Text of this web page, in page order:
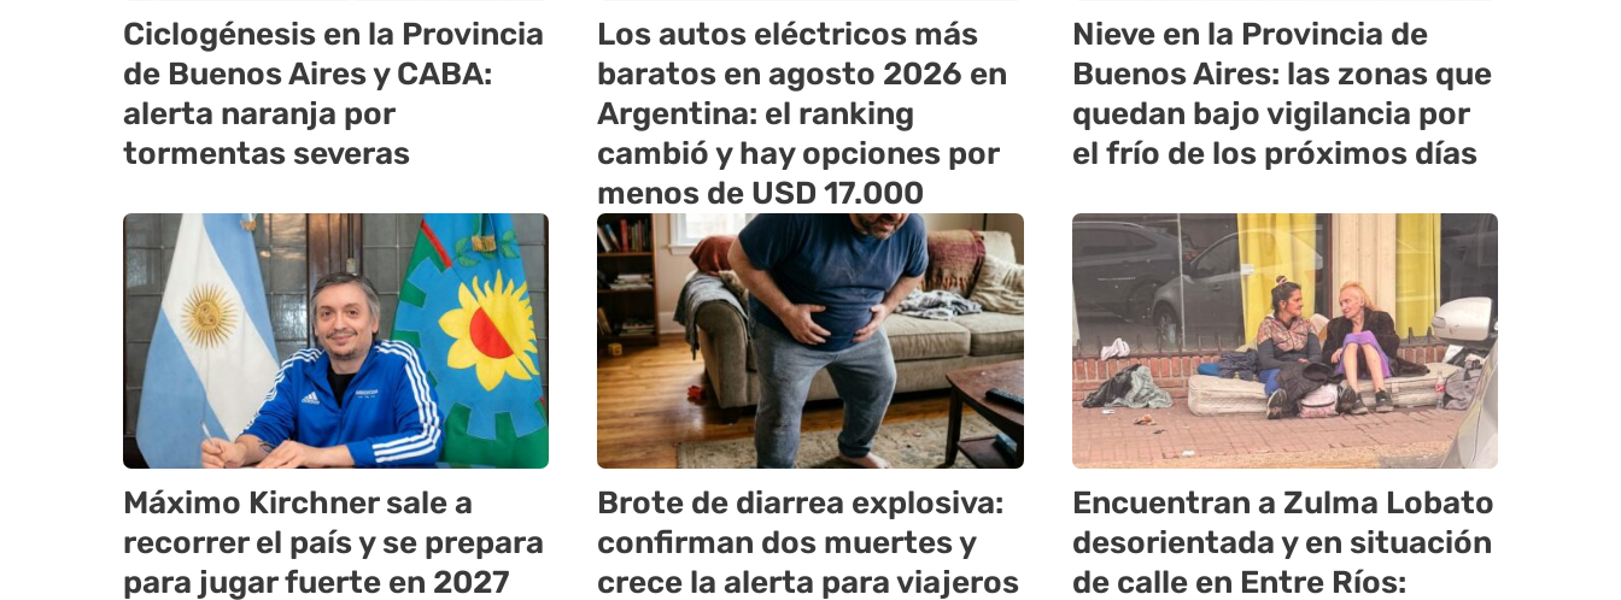
Ciclogénesis en la Provincia
de Buenos Aires y CABA:
alerta naranja por
tormentas severas
Los autos eléctricos más
baratos en agosto 2026 en
Argentina: el ranking
cambió y hay opciones por
menos de USD 17.000
Nieve en la Provincia de
Buenos Aires: las zonas que
quedan bajo vigilancia por
el frío de los próximos días
Máximo Kirchner sale a
recorrer el país y se prepara
para jugar fuerte en 2027
Brote de diarrea explosiva:
confirman dos muertes y
crece la alerta para viajeros
Encuentran a Zulma Lobato
desorientada y en situación
de calle en Entre Ríos: